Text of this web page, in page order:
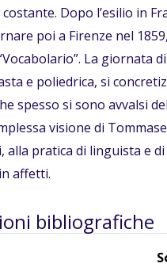
Dopo l’esilio in
poi a Firenze nel
La giornata
e poliedrica, si
spesso si sono avvalsi
visione di
alla pratica di linguista e
affetti.
bibliografiche